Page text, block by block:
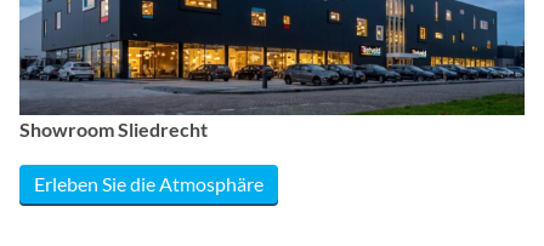
Showroom Sliedrecht
Erleben Sie die Atmosphäre